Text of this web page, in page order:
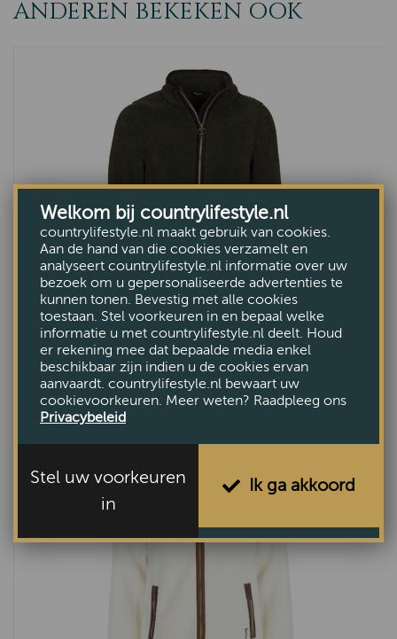
ANDEREN BEKEKEN OOK
Damesvest Laven FLeece Classic Olive
VAN €189,95
VOOR €129,95
Welkom bij countrylifestyle.nl
countrylifestyle.nl maakt gebruik van cookies.
Aan de hand van die cookies verzamelt en
analyseert countrylifestyle.nl informatie over uw
bezoek om u gepersonaliseerde advertenties te
kunnen tonen. Bevestig met alle cookies
toestaan. Stel voorkeuren in en bepaal welke
informatie u met countrylifestyle.nl deelt. Houd
er rekening mee dat bepaalde media enkel
beschikbaar zijn indien u de cookies ervan
aanvaardt. countrylifestyle.nl bewaart uw
cookievoorkeuren. Meer weten? Raadpleeg ons
Privacybeleid
Stel uw voorkeuren
in
Ik ga akkoord